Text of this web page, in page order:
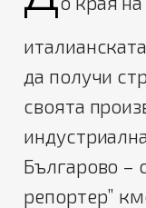
да получи
своята
Българово –
репортер”